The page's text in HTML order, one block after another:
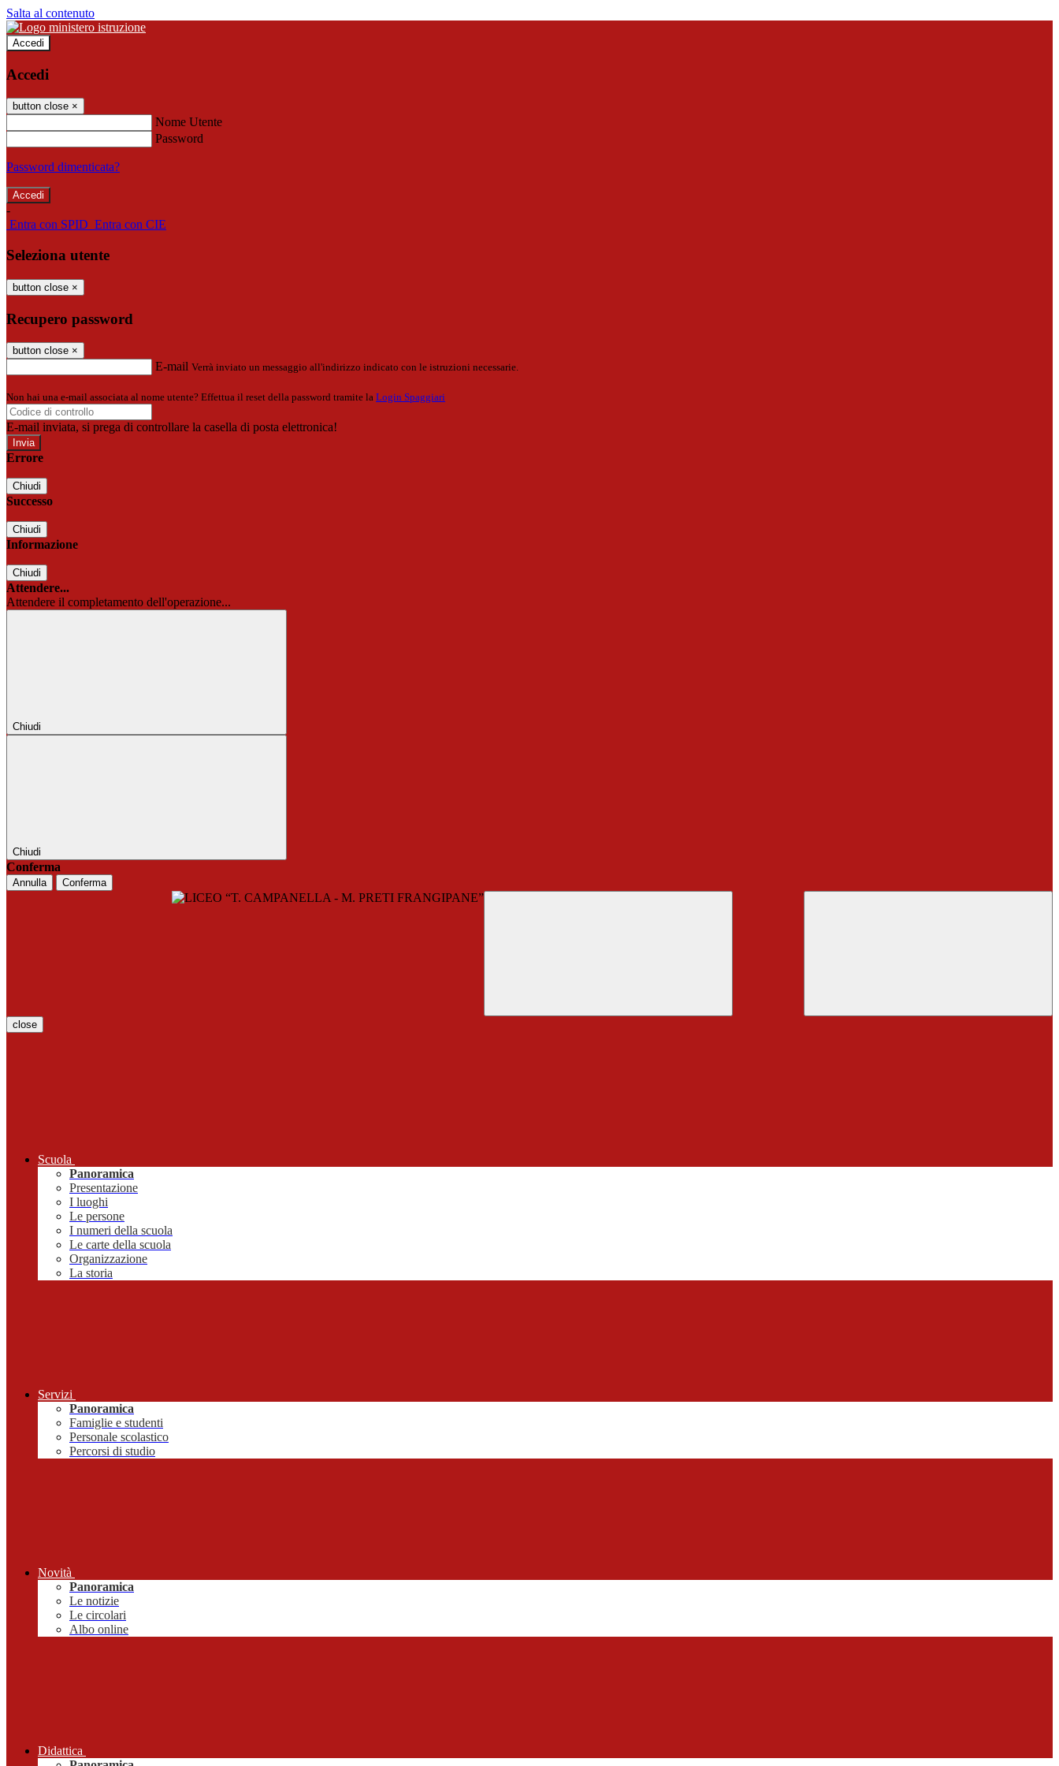
Salta al contenuto
Accedi
Accedi
button close ×
Nome Utente
Password
Password dimenticata?
-
Entra con SPID Entra con CIE
Seleziona utente
button close ×
Recupero password
button close ×
E-mail Verrà inviato un messaggio all'indirizzo indicato con le istruzioni necessarie.
Non hai una e-mail associata al nome utente? Effettua il reset della password tramite la Login Spaggiari
E-mail inviata, si prega di controllare la casella di posta elettronica!
Errore
Chiudi
Successo
Chiudi
Informazione
Chiudi
Attendere...
Attendere il completamento dell'operazione...
Chiudi
Chiudi
Conferma
Annulla Conferma
close
Scuola
Panoramica
Presentazione
I luoghi
Le persone
I numeri della scuola
Le carte della scuola
Organizzazione
La storia
Servizi
Panoramica
Famiglie e studenti
Personale scolastico
Percorsi di studio
Novità
Panoramica
Le notizie
Le circolari
Albo online
Didattica